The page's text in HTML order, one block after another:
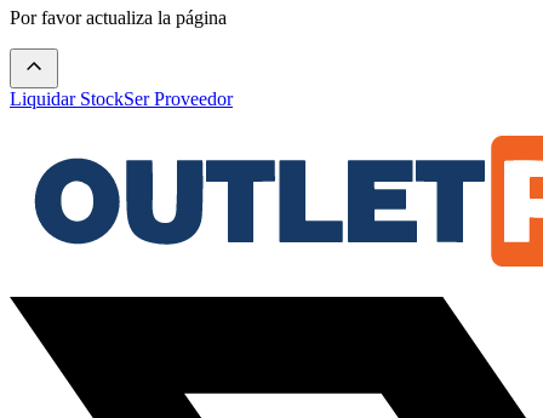
Por favor actualiza la página
Liquidar StockSer Proveedor